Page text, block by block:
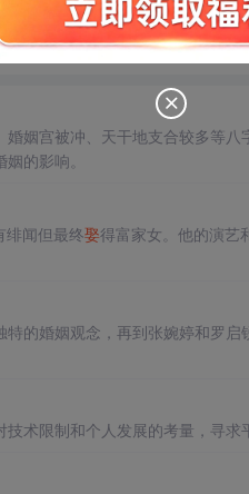
姻宫被冲、天干地支合较多等八
的影响。
绯闻但最终娶得富家女。他的演艺
的婚姻观念，再到张婉婷和罗启
术限制和个人发展的考量，寻求